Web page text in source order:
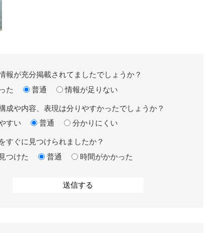
報が充分掲載されてましたでしょうか？
た
普通 情報が足りない
成や内容、表現は分りやすかったでしょうか？
すい
普通 分かりにくい
すぐに見つけられましたか？
つけた
普通 時間がかかった